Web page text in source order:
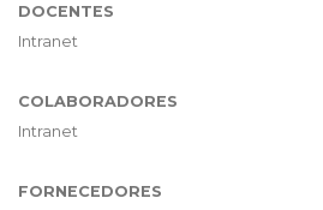
DOCENTES
Intranet
COLABORADORES
Intranet
FORNECEDORES